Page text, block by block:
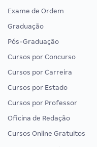
Exame de Ordem
Graduação
Pós-Graduação
Cursos por Concurso
Cursos por Carreira
Cursos por Estado
Cursos por Professor
Oficina de Redação
Cursos Online Gratuitos